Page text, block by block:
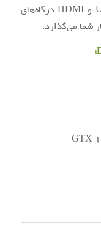
USB 3.2، یک عدد USB Type C Gen 2 و HDMI درگاه‌های
شما می‌گذارد.